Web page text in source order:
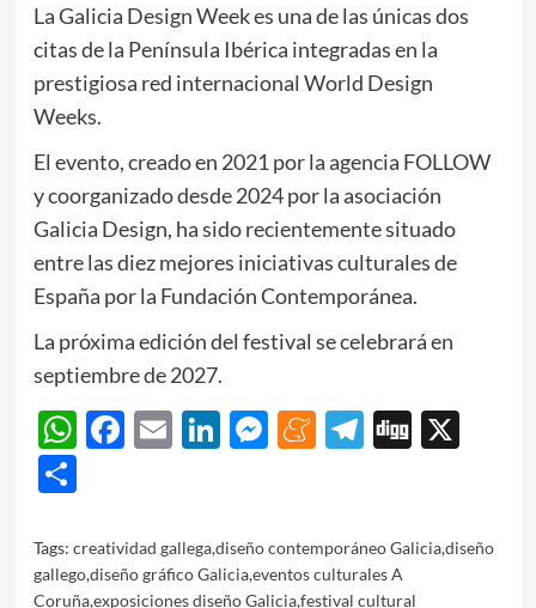
La Galicia Design Week es una de las únicas dos
citas de la Península Ibérica integradas en la
prestigiosa red internacional World Design
Weeks.
El evento, creado en 2021 por la agencia FOLLOW
y coorganizado desde 2024 por la asociación
Galicia Design, ha sido recientemente situado
entre las diez mejores iniciativas culturales de
España por la Fundación Contemporánea.
La próxima edición del festival se celebrará en
septiembre de 2027.
WhatsApp
Facebook
EmailLinkedIn
Messenger
Meneame
Telegram
Digg
X
Share
Tags: creatividad gallega,diseño contemporáneo Galicia,diseño
gallego,diseño gráfico Galicia,eventos culturales A
Coruña,exposiciones diseño Galicia,festival cultural